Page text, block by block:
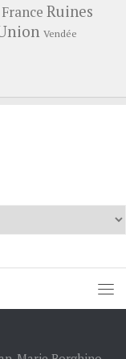
Ruines
Vendée